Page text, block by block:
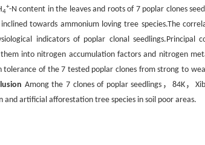
4
+-N content in the leaves and roots of 7 poplar clones
towards ammonium loving tree species.The
indicators of poplar clonal seedlings.Principal
into nitrogen accumulation factors and nitrogen
of the 7 tested poplar clones from strong to
Among the 7 clones of poplar seedlings，84K，
artificial afforestation tree species in soil poor areas.